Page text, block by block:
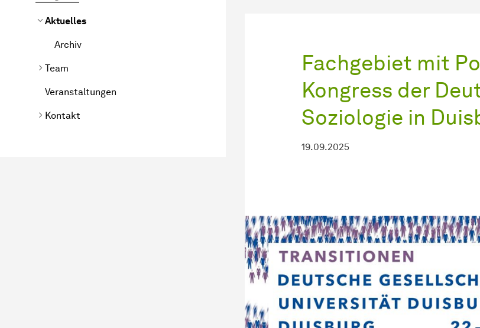
Aktuelles
Archiv
Team
Veranstaltungen
Kontakt
Fachgebiet mit
Kongress der
Soziologie in
19.09.2025